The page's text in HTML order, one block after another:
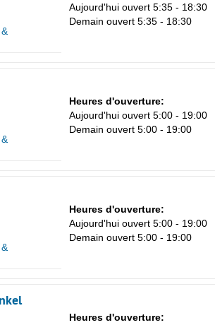
Aujourd'hui ouvert 5:35 - 18:30
Demain ouvert 5:35 - 18:30
Heures d'ouverture:
Aujourd'hui ouvert 5:00 - 19:00
Demain ouvert 5:00 - 19:00
Heures d'ouverture:
Aujourd'hui ouvert 5:00 - 19:00
Demain ouvert 5:00 - 19:00
Heures d'ouverture: